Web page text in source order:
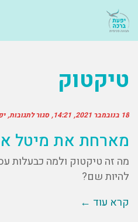
טיקטוק
18 בנובמבר 2021 14:21 סגור לתגובות
מארחת את מיטל
מה זה טיקטוק ולמה כבעלות
להיות שם?
קרא עוד ←